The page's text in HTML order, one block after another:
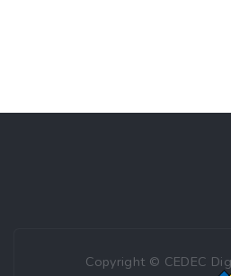
Copyright © CEDEC